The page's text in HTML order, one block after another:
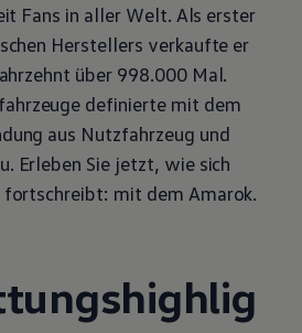
Fans in aller Welt. Als erster
Herstellers verkaufte er
über 998.000 Mal.
definierte mit dem
aus Nutzfahrzeug und
Erleben Sie jetzt, wie sich
fortschreibt: mit dem Amarok.